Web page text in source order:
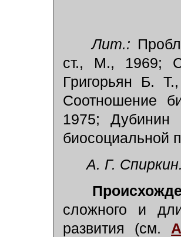
Лит.:
ст., М., 1969;
Григорьян Б.
Соотношение
1975;
биосоциальной
А. Г. Спиркин.
сложного и
развития (см.